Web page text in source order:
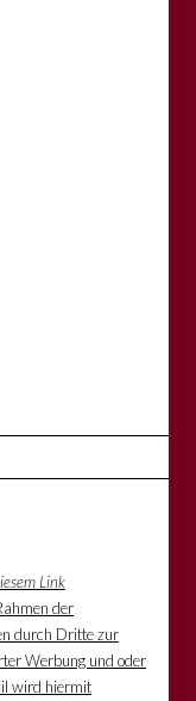
Link
der
durch Dritte zur
Werbung und oder
wird hiermit